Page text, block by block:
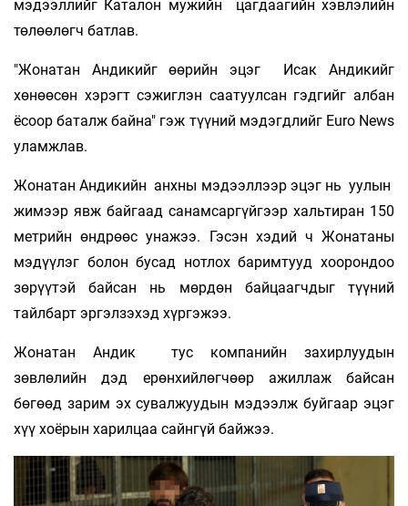
мэдээллийг Каталон мужийн цагдаагийн хэвлэлийн
төлөөлөгч батлав.
"Жонатан Андикийг өөрийн эцэг Исак Андикийг
хөнөөсөн хэрэгт сэжиглэн саатуулсан гэдгийг албан
ёсоор баталж байна" гэж түүний мэдэгдлийг Euro News
уламжлав.
Жонатан Андикийн анхны мэдээллээр эцэг нь уулын
жимээр явж байгаад санамсаргүйгээр хальтиран 150
метрийн өндрөөс унажээ. Гэсэн хэдий ч Жонатаны
мэдүүлэг болон бусад нотлох баримтууд хоорондоо
зөрүүтэй байсан нь мөрдөн байцаагчдыг түүний
тайлбарт эргэлзэхэд хүргэжээ.
Жонатан Андик тус компанийн захирлуудын
зөвлөлийн дэд ерөнхийлөгчөөр ажиллаж байсан
бөгөөд зарим эх сувалжуудын мэдээлж буйгаар эцэг
хүү хоёрын харилцаа сайнгүй байжээ.